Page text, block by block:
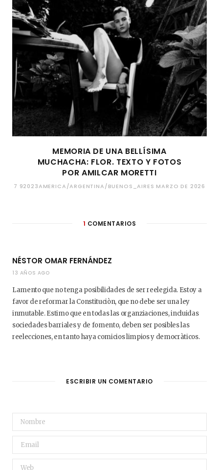
MEMORIA DE UNA BELLÍSIMA
MUCHACHA: FLOR. TEXTO Y FOTOS
POR AMILCAR MORETTI
7 92023AMERICA/ARGENTINA/BUENOS_AIRES MARZO DE 2026
1 COMENTARIOS
NÉSTOR OMAR FERNÁNDEZ
13 AÑOS AGO
Lamento que no tenga posibilidades de ser reelegida. Estoy a
favor de reformar la Constituciòn, que no debe ser una ley
inmutable. Estimo que en todas las organziaciones, incluidas
sociedades barriales y de fomento, deben ser posibles las
reelecciones, en tanto haya comicios limpios y democràticos.
ESCRIBIR UN COMENTARIO